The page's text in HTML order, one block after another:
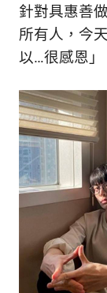
針對具惠善
所有人，今
以…很感恩」